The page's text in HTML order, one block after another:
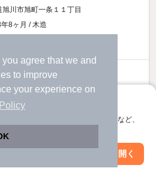
agree that we and
to improve
your experience on
、サクサクお部屋探し
える。マップ検索やお気に入り保存など、
アプリを開く
旭川市旭町一条１１丁目
8ヶ月 / 木造
円）
礼
不要
絞り込み条件を変更